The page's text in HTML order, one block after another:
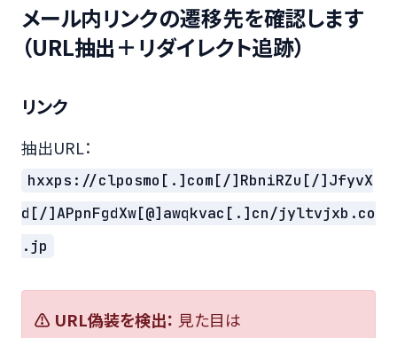
メール内リンクの遷移先を確認します
（URL抽出＋リダイレクト追跡）
リンク
抽出URL：
hxxps://clposmo[.]com[/]RbniRZu[/]JfyvX
d[/]APpnFgdXw[@]awqkvac[.]cn/jyltvjxb.co
.jp
⚠ URL偽装を検出： 見た目は